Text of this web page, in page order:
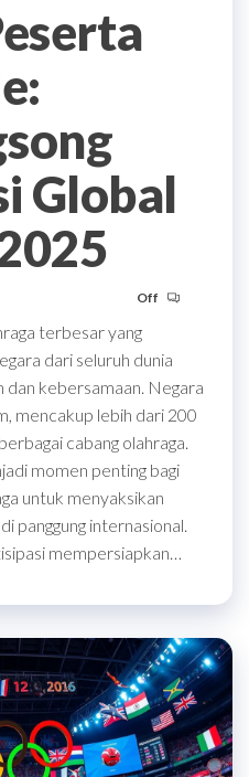
Global
Off
terbesar yang
dari seluruh dunia
dan kebersamaan. Negara
mencakup lebih dari 200
cabang olahraga.
momen penting bagi
untuk menyaksikan
panggung internasional.
mempersiapkan…